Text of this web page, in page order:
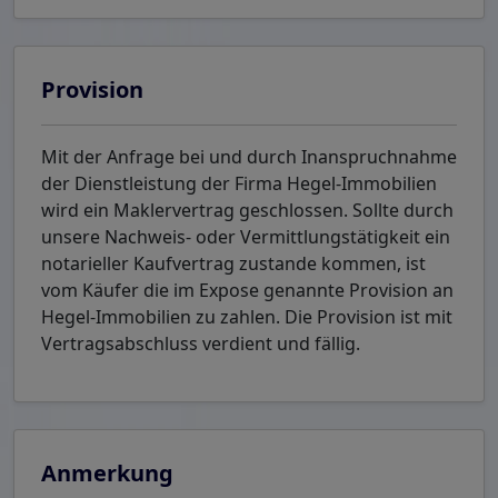
Provision
Mit der Anfrage bei und durch Inanspruchnahme
der Dienstleistung der Firma Hegel-Immobilien
wird ein Maklervertrag geschlossen. Sollte durch
unsere Nachweis- oder Vermittlungstätigkeit ein
notarieller Kaufvertrag zustande kommen, ist
vom Käufer die im Expose genannte Provision an
Hegel-Immobilien zu zahlen. Die Provision ist mit
Vertragsabschluss verdient und fällig.
Anmerkung